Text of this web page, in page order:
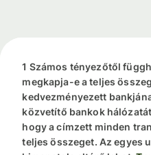
1 Számos tényezőtől
megkapja-e a teljes
kedvezményezett
közvetítő bankok
hogy a címzett minden
teljes összeget. Az egyes